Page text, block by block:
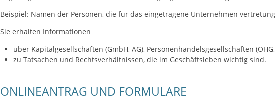
Beispiel: Namen der Personen, die für das eingetragene Unternehmen
Sie erhalten Informationen
über Kapitalgesellschaften (GmbH, AG), Personenhandelsgesellschaften
zu Tatsachen und Rechtsverhältnissen, die im Geschäftsleben wichtig sind.
ONLINEANTRAG UND FORMULARE